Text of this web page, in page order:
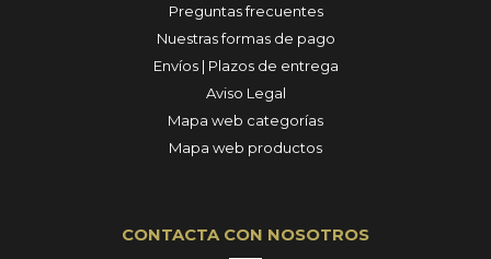
Preguntas frecuentes
Nuestras formas de pago
Envíos | Plazos de entrega
Aviso Legal
Mapa web categorías
Mapa web productos
CONTACTA CON NOSOTROS